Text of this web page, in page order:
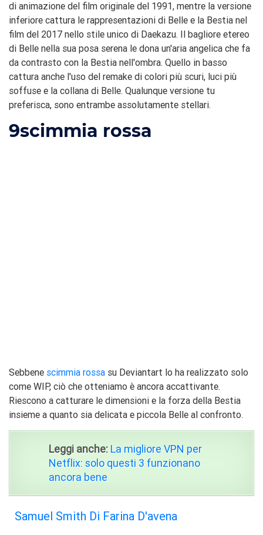
di animazione del film originale del 1991, mentre la versione
inferiore cattura le rappresentazioni di Belle e la Bestia nel
film del 2017 nello stile unico di Daekazu. Il bagliore etereo
di Belle nella sua posa serena le dona un'aria angelica che fa
da contrasto con la Bestia nell'ombra. Quello in basso
cattura anche l'uso del remake di colori più scuri, luci più
soffuse e la collana di Belle. Qualunque versione tu
preferisca, sono entrambe assolutamente stellari.
9scimmia rossa
Sebbene scimmia rossa su Deviantart lo ha realizzato solo
come WIP, ciò che otteniamo è ancora accattivante.
Riescono a catturare le dimensioni e la forza della Bestia
insieme a quanto sia delicata e piccola Belle al confronto.
Leggi anche: La migliore VPN per
Netflix: solo questi 3 funzionano
ancora bene
Samuel Smith Di Farina D'avena